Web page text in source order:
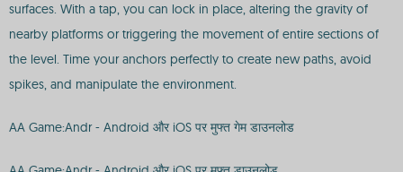
surfaces. With a tap, you can lock in place, altering the gravity of
nearby platforms or triggering the movement of entire sections of
the level. Time your anchors perfectly to create new paths, avoid
spikes, and manipulate the environment.
AA Game:Andr - Android और iOS पर मुफ्त गेम डाउनलोड